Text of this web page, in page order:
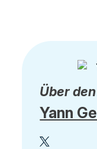
Über
Yann